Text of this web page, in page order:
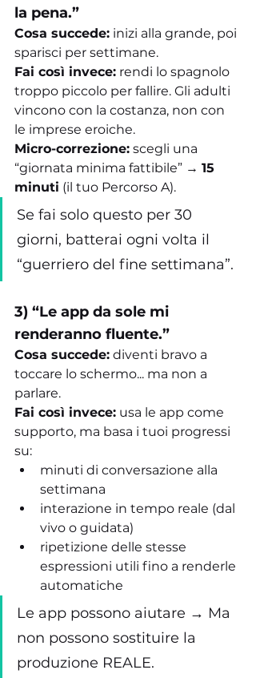
la pena.”
Cosa succede: inizi alla grande, poi
sparisci per settimane.
Fai così invece: rendi lo spagnolo
troppo piccolo per fallire. Gli adulti
vincono con la costanza, non con
le imprese eroiche.
Micro-correzione: scegli una
“giornata minima fattibile” → 15
minuti (il tuo Percorso A).
Se fai solo questo per 30
giorni, batterai ogni volta il
“guerriero del fine settimana”.
3) “Le app da sole mi
renderanno fluente.”
Cosa succede: diventi bravo a
toccare lo schermo... ma non a
parlare.
Fai così invece: usa le app come
supporto, ma basa i tuoi progressi
su:
minuti di conversazione alla
settimana
interazione in tempo reale (dal
vivo o guidata)
ripetizione delle stesse
espressioni utili fino a renderle
automatiche
Le app possono aiutare → Ma
non possono sostituire la
produzione REALE.